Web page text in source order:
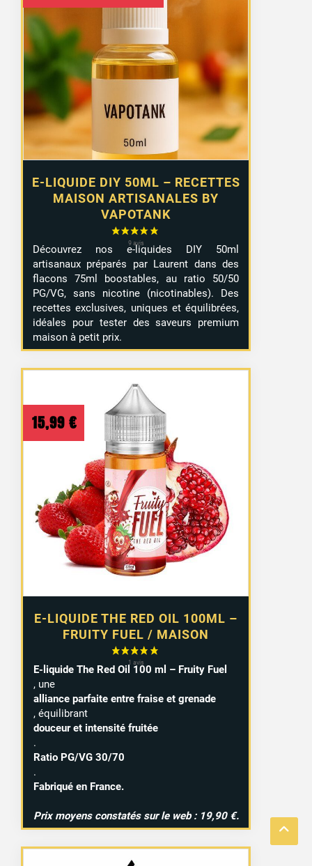
15 avis
E-LIQUIDE DIY 50ML – RECETTES
MAISON ARTISANALES BY
VAPOTANK
prix
initial
était :
12,90 €.
prix
actuel
est :
8,99 €.
Découvrez nos e-liquides DIY 50ml
artisanaux préparés par Laurent dans des
flacons 75ml boostables, au ratio 50/50
PG/VG, sans nicotine (nicotinables). Des
recettes exclusives, uniques et équilibrées,
idéales pour tester des saveurs premium
maison à petit prix.
E-LIQUIDE THE RED OIL 100ML –
FRUITY FUEL / MAISON
15,99 €
E-liquide The Red Oil 100 ml – Fruity Fuel
, une
alliance parfaite entre fraise et grenade
, équilibrant
douceur et intensité fruitée
.
Ratio PG/VG 30/70
.
Fabriqué en France.
Prix moyens constatés sur le web : 19,90 €.